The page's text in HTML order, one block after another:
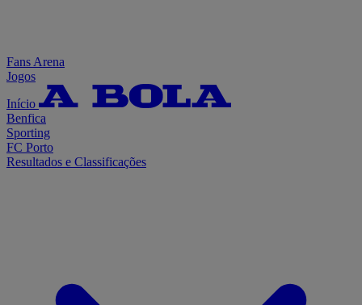
Fans Arena
Jogos
Início
Benfica
Sporting
FC Porto
Resultados e Classificações